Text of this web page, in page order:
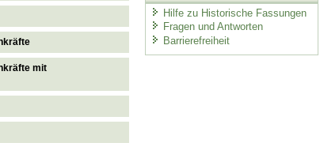
mit
Hilfe zu Historische Fassungen
Fragen und Antworten
Barrierefreiheit